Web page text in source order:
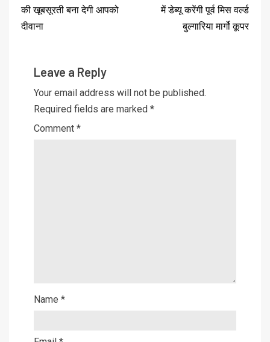
की खूबसूरती बना देगी आपको
दीवाना
में डेब्यू करेंगी पूर्व मिस वर्ल्ड
बुल्गारिया मार्गो कूपर
Leave a Reply
Your email address will not be published.
Required fields are marked *
Comment *
Name *